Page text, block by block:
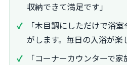
収納できて満足です」
「木目調にしただけで浴
がします。毎日の入浴が楽
「コーナーカウンターで